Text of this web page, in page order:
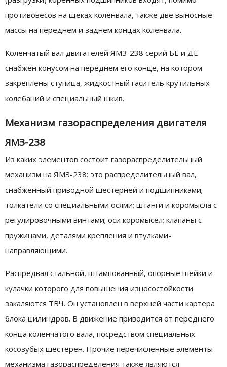
противовесов на щеках коленвала, также две выносные
массы на переднем и заднем концах коленвала.
Коленчатый вал двигателей ЯМЗ-238 серий БЕ и ДЕ
снабжён конусом на переднем его конце, на котором
закреплены ступица, жидкостный гаситель крутильных
колебаний и специальный шкив.
Механизм газораспределения двигателя
ЯМЗ-238
Из каких элементов состоит газораспределительный
механизм на ЯМЗ-238: это распределительный вал,
снабжённый приводной шестернёй и подшипниками;
толкатели со специальными осями; штанги и коромысла с
регулировочными винтами; оси коромысел; клапаны с
пружинами, деталями крепления и втулками-
направляющими.
Распредвал стальной, штампованный, опорные шейки и
кулачки которого для повышения износостойкости
закаляются ТВЧ. Он установлен в верхней части картера
блока цилиндров. В движение приводится от переднего
конца коленчатого вала, посредством специальных
косозубых шестерён. Прочие перечисленные элементы
механизма газораспределения также являются